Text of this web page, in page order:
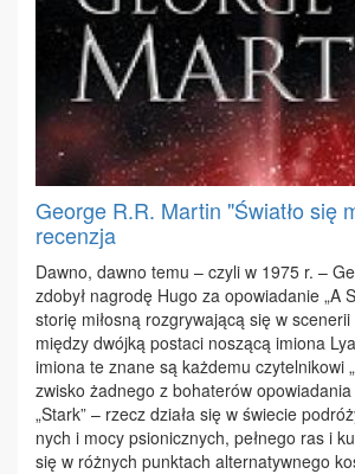
George R.R. Martin "Światło się
recenzja
Daw­no, daw­no te­mu – czy­li w 1975 r. –
zdo­był na­gro­dę Hu­go za opo­wia­da­nie „A
sto­rię mi­ło­sną roz­gry­wa­ją­cą się w
mię­dzy dwój­ką po­sta­ci no­szą­cą imio­na
imio­na te zna­ne są każ­de­mu czy­tel­ni­ko­wi
zwi­sko żad­ne­go z bo­ha­te­rów opo­wia­da­nia
„Stark” – rzecz dzia­ła się w świe­cie
nych i mo­cy psio­nicz­nych, peł­ne­go ras i
się w róż­nych punk­tach al­ter­na­tyw­ne­go